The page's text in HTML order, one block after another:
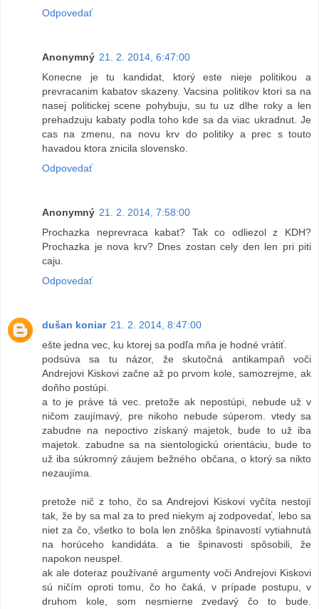
Odpovedať
Anonymný 21. 2. 2014, 6:47:00
Konecne je tu kandidat, ktorý este nieje politikou a
prevracanim kabatov skazeny. Vacsina politikov ktori sa na
nasej politickej scene pohybuju, su tu uz dlhe roky a len
prehadzuju kabaty podla toho kde sa da viac ukradnut. Je
cas na zmenu, na novu krv do politiky a prec s touto
havadou ktora znicila slovensko.
Odpovedať
Anonymný 21. 2. 2014, 7:58:00
Prochazka neprevraca kabat? Tak co odliezol z KDH?
Prochazka je nova krv? Dnes zostan cely den len pri piti
caju.
Odpovedať
dušan koniar 21. 2. 2014, 8:47:00
ešte jedna vec, ku ktorej sa podľa mňa je hodné vrátiť.
podsúva sa tu názor, že skutočná antikampaň voči
Andrejovi Kiskovi začne až po prvom kole, samozrejme, ak
doňho postúpi.
a to je práve tá vec. pretože ak nepostúpi, nebude už v
ničom zaujímavý, pre nikoho nebude súperom. vtedy sa
zabudne na nepoctivo získaný majetok, bude to už iba
majetok. zabudne sa na sientologickú orientáciu, bude to
už iba súkromný záujem bežného občana, o ktorý sa nikto
nezaujíma.
pretože nič z toho, čo sa Andrejovi Kiskovi vyčíta nestojí
tak, že by sa mal za to pred niekym aj zodpovedať, lebo sa
niet za čo, všetko to bola len znôška špinavostí vytiahnutá
na horúceho kandidáta. a tie špinavosti spôsobili, že
napokon neuspel.
ak ale doteraz používané argumenty voči Andrejovi Kiskovi
sú ničím oproti tomu, čo ho čaká, v prípade postupu, v
druhom kole, som nesmierne zvedavý čo to bude.